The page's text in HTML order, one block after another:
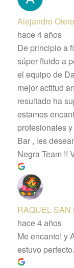
Alejandro
hace 4 años
De principio a
súper fluido a
el equipo de
mejor actitud
resultado ha
estamos
profesionales
Bar , les
Negra Team !!
RAQUEL SAN
hace 4 años
Me encanto! y
estuvo